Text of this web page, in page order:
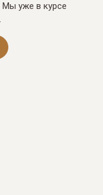
Мы уже в курсе